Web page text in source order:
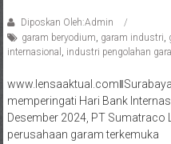
Diposkan Oleh:Admin
garam beryodium, garam industri,
internasional , industri pengolahan
memperingati Hari Bank
Desember 2024, PT Sumatraco
perusahaan garam terkemuka